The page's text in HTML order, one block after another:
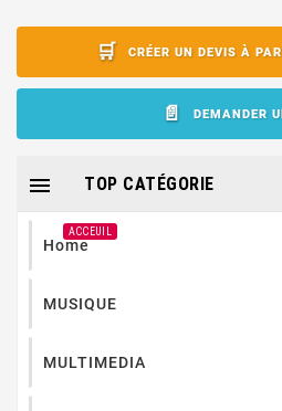
CRÉER UN DEVIS À
DEMANDER
TOP CATÉGORIE

Home
ACCEUIL
MUSIQUE
MULTIMEDIA